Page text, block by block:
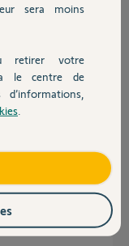
sera moins
retirer votre
le centre de